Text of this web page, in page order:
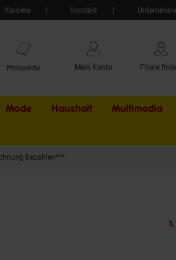
Karriere Kontakt
Prospekte Mein Konto Filiale
Mode Haushalt Multimedia
bezahlen***